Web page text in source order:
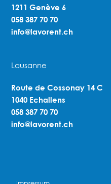
1211 Genève 6
058 387 70 70
info@lavorent.ch
Lausanne
Route de Cossonay 14 C
1040 Echallens
058 387 70 70
info@lavorent.ch